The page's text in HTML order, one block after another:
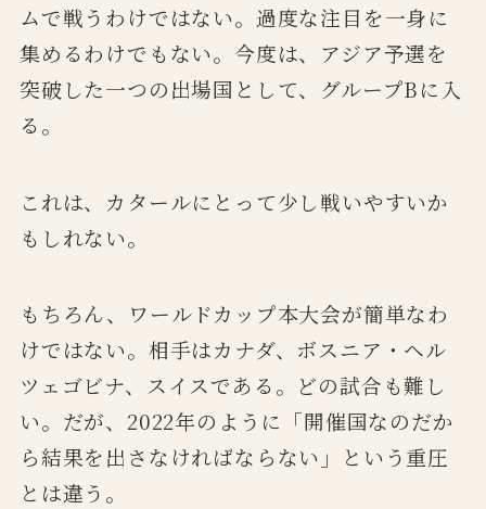
ムで戦うわけではない。過度な注目を一身に
集めるわけでもない。今度は、アジア予選を
突破した一つの出場国として、グループBに入
る。
これは、カタールにとって少し戦いやすいか
もしれない。
もちろん、ワールドカップ本大会が簡単なわ
けではない。相手はカナダ、ボスニア・ヘル
ツェゴビナ、スイスである。どの試合も難し
い。だが、2022年のように「開催国なのだか
ら結果を出さなければならない」という重圧
とは違う。